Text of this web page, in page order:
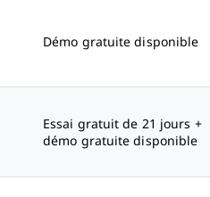
Démo gratuite disponible
Essai gratuit de 21 jours +
démo gratuite disponible